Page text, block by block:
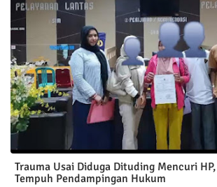
Trauma Usai Diduga Dituding Mencuri
Tempuh Pendampingan Hukum